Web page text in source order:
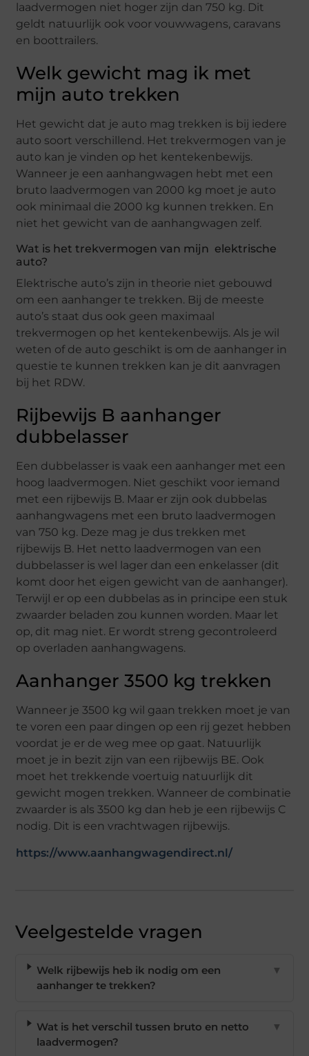
laadvermogen niet hoger zijn dan 750 kg. Dit
geldt natuurlijk ook voor vouwwagens, caravans
en boottrailers.
Welk gewicht mag ik met
mijn auto trekken
Het gewicht dat je auto mag trekken is bij iedere
auto soort verschillend. Het trekvermogen van je
auto kan je vinden op het kentekenbewijs.
Wanneer je een aanhangwagen hebt met een
bruto laadvermogen van 2000 kg moet je auto
ook minimaal die 2000 kg kunnen trekken. En
niet het gewicht van de aanhangwagen zelf.
Wat is het trekvermogen van mijn elektrische
auto?
Elektrische auto’s zijn in theorie niet gebouwd
om een aanhanger te trekken. Bij de meeste
auto’s staat dus ook geen maximaal
trekvermogen op het kentekenbewijs. Als je wil
weten of de auto geschikt is om de aanhanger in
questie te kunnen trekken kan je dit aanvragen
bij het RDW.
Rijbewijs B aanhanger
dubbelasser
Een dubbelasser is vaak een aanhanger met een
hoog laadvermogen. Niet geschikt voor iemand
met een rijbewijs B. Maar er zijn ook dubbelas
aanhangwagens met een bruto laadvermogen
van 750 kg. Deze mag je dus trekken met
rijbewijs B. Het netto laadvermogen van een
dubbelasser is wel lager dan een enkelasser (dit
komt door het eigen gewicht van de aanhanger).
Terwijl er op een dubbelas as in principe een stuk
zwaarder beladen zou kunnen worden. Maar let
op, dit mag niet. Er wordt streng gecontroleerd
op overladen aanhangwagens.
Aanhanger 3500 kg trekken
Wanneer je 3500 kg wil gaan trekken moet je van
te voren een paar dingen op een rij gezet hebben
voordat je er de weg mee op gaat. Natuurlijk
moet je in bezit zijn van een rijbewijs BE. Ook
moet het trekkende voertuig natuurlijk dit
gewicht mogen trekken. Wanneer de combinatie
zwaarder is als 3500 kg dan heb je een rijbewijs C
nodig. Dit is een vrachtwagen rijbewijs.
https://www.aanhangwagendirect.nl/
Veelgestelde vragen
Welk rijbewijs heb ik nodig om een
aanhanger te trekken?
▼
Wat is het verschil tussen bruto en netto
laadvermogen?
▼